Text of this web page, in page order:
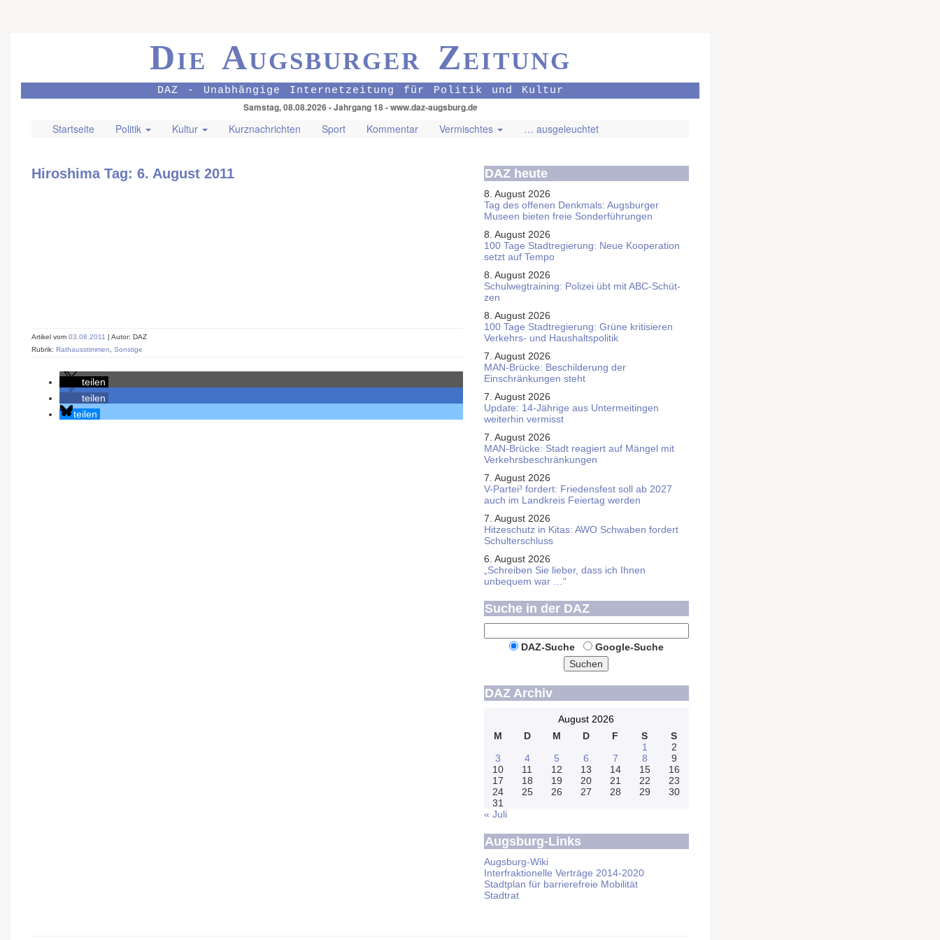
Die Augsburger Zeitung
DAZ - Unabhängige Internetzeitung für Politik und Kultur
Samstag, 08.08.2026 - Jahrgang 18 - www.daz-augsburg.de
Startseite Politik Kultur Kurznachrichten Sport Kommentar Vermischtes … ausgeleuchtet
Hiroshima Tag: 6. August 2011
Artikel vom 03.08.2011 | Autor: DAZ
Rubrik: Rathausstimmen Sonstige
teilen
teilen
teilen
DAZ heute
8. August 2026
Tag des offenen Denkmals: Augsburger
Museen bieten freie Sonderführungen
8. August 2026
100 Tage Stadtregierung: Neue Kooperation
setzt auf Tempo
8. August 2026
Schul­weg­trai­ning: Poli­zei übt mit ABC-Schüt­
zen
8. August 2026
100 Tage Stadtregierung: Grüne kritisieren
Verkehrs- und Haushaltspolitik
7. August 2026
MAN-Brücke: Beschilderung der
Einschränkungen steht
7. August 2026
Update: 14-Jährige aus Untermeitingen
weiterhin vermisst
7. August 2026
MAN-Brücke: Stadt reagiert auf Mängel mit
Verkehrsbeschränkungen
7. August 2026
V-Partei­³ fordert: Friedens­fest soll ab 2027
auch im Land­kreis Feier­tag werden
7. August 2026
Hitzeschutz in Kitas: AWO Schwaben fordert
Schulterschluss
6. August 2026
„Schreiben Sie lieber, dass ich Ihnen
unbequem war …“
Suche in der DAZ
DAZ-Suche
Google-Suche
Suchen
DAZ Archiv
August 2026
M
D M D F S
S
1
2
3
4 5 6 7 8
9
10
11 12 13 14 15
16
17
18 19 20 21 22
23
24
25 26 27 28 29
30
31
« Juli
Augsburg-Links
Augsburg-Wiki
Interfraktionelle Verträge 2014-2020
Stadtplan für barrierefreie Mobilität
Stadtrat